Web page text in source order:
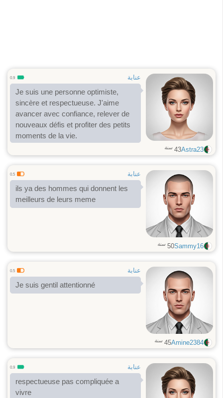
عنابة 0.9
Je suis une personne optimiste,
sincère et respectueuse. J'aime
avancer avec confiance, relever de
nouveaux défis et profiter des petits
moments de la vie.
Astra23
43 سنة
عنابة 0.5
ils ya des hommes qui donnent les
meilleurs de leurs meme
Sammy16
50 سنة
عنابة 0.5
Je suis gentil attentionné
Amine2384
45 سنة
عنابة 0.9
respectueuse pas compliquée a
vivre